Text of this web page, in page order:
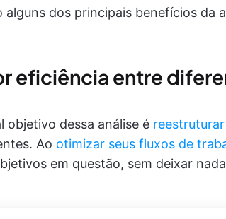
alguns dos principais benefícios da
eficiência entre
objetivo dessa análise é
Ao otimizar seus fluxos de
em questão, sem deixar